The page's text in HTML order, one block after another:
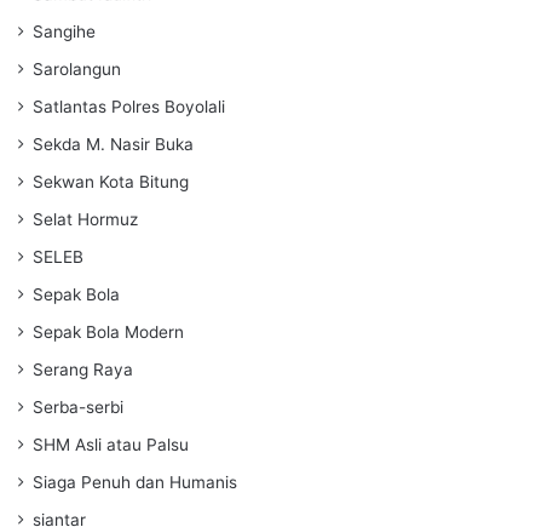
Sangihe
Sarolangun
Satlantas Polres Boyolali
Sekda M. Nasir Buka
Sekwan Kota Bitung
Selat Hormuz
SELEB
Sepak Bola
Sepak Bola Modern
Serang Raya
Serba-serbi
SHM Asli atau Palsu
Siaga Penuh dan Humanis
siantar